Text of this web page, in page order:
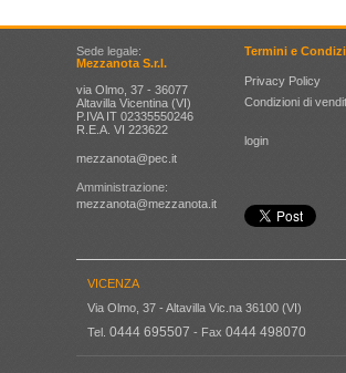
Sede legale:
Mezzanota S.r.l.
via Olmo, 37 - 36077
Altavilla Vicentina (VI)
P.IVA IT 02335550246
R.E.A. VI 223622
mezzanota@pec.it
Amministrazione:
mezzanota@mezzanota.it
Termini e
Privacy Policy
Condizioni di
login
VICENZA
Via Olmo, 37 - Altavilla Vic.na 36100 (VI)
Tel. 0444 695507 - Fax 0444 498070